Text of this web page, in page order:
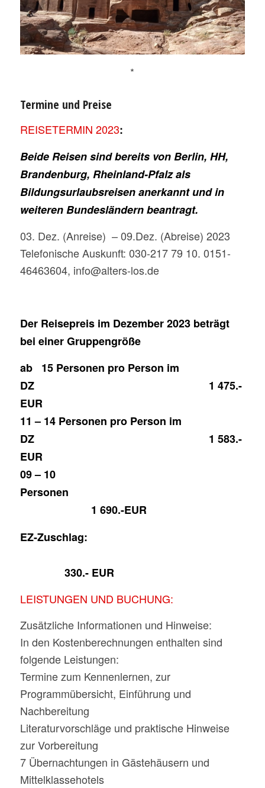
*
Termine und Preise
REISETERMIN 2023:
Beide Reisen sind bereits von Berlin, HH,
Brandenburg, Rheinland-Pfalz als
Bildungsurlaubsreisen anerkannt und in
weiteren Bundesländern beantragt.
03. Dez. (Anreise) – 09.Dez. (Abreise) 2023
Telefonische Auskunft: 030-217 79 10. 0151-
46463604, info@alters-los.de
Der Reisepreis im Dezember 2023 beträgt
bei einer Gruppengröße
ab 15 Personen pro Person im
DZ 1 475.-
EUR
11 – 14 Personen pro Person im
DZ 1 583.-
EUR
09 – 10
Personen
1 690.-EUR
EZ-Zuschlag:
330.- EUR
LEISTUNGEN UND BUCHUNG:
Zusätzliche Informationen und Hinweise:
In den Kostenberechnungen enthalten sind
folgende Leistungen:
Termine zum Kennenlernen, zur
Programmübersicht, Einführung und
Nachbereitung
Literaturvorschläge und praktische Hinweise
zur Vorbereitung
7 Übernachtungen in Gästehäusern und
Mittelklassehotels